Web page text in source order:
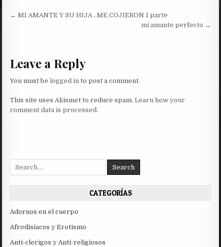
Post
← MI AMANTE Y SU HIJA , ME COJIERON 1 parte
mi amante perfecto →
Leave a Reply
You must belogged in to post a comment.
This site uses Akismet to reduce spam.Learn how your
comment data is processed.
Search
for:
CATEGORÍAS
Adornos en el cuerpo
Afrodisiacos y Erotismo
Anti-clerigos y Anti-religiosos